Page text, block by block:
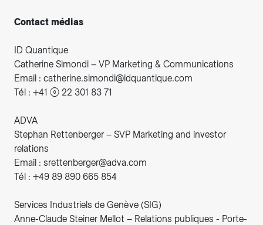
Contact médias
ID Quantique
Catherine Simondi – VP Marketing & Communications
Email : catherine.simondi@idquantique.com
Tél : +41 (0) 22 301 83 71
ADVA
Stephan Rettenberger – SVP Marketing and investor
relations
Email : srettenberger@adva.com
Tél : +49 89 890 665 854
Services Industriels de Genève (SIG)
Anne-Claude Steiner Mellot – Relations publiques - Porte-